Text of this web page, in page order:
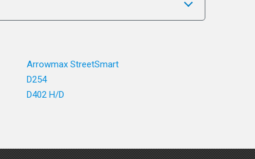
Arrowmax StreetSmart
D254
D402 H/D